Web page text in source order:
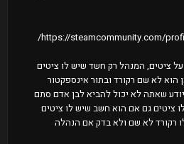
https://steamcommunity.com/profiles/76561198988390310/
ציטים, המנהל רק חשד שיש לו ציטים
הוא לא שם רקורד ובתור אינספקטור
שאתה לא יכול להביא לבן אדם סתם
ציטים גם אם הוא חשב שיש לו ציטים
רקורד לא שם ולא בדק אם הנהלה